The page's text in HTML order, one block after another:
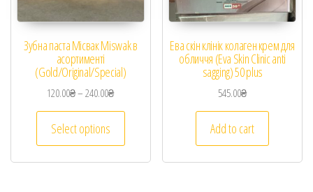
Зубна паста Місвак Miswak в
асортименті
(Gold/Original/Special)
120.00₴–240.00₴
Select options
Ева скін клінік колаген крем для
обличчя (Eva Skin Clinic anti
sagging) 50 plus
545.00₴
Add to cart